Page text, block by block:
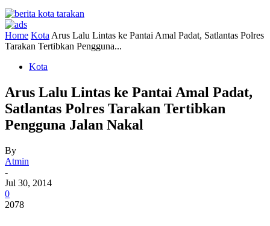
Home Kota Arus Lalu Lintas ke Pantai Amal Padat, Satlantas Polres
Tarakan Tertibkan Pengguna...
Kota
Arus Lalu Lintas ke Pantai Amal Padat,
Satlantas Polres Tarakan Tertibkan
Pengguna Jalan Nakal
By
Atmin
-
Jul 30, 2014
0
2078